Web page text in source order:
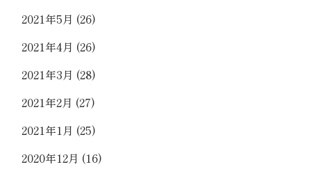
2021年5月 (26)
2021年4月 (26)
2021年3月 (28)
2021年2月 (27)
2021年1月 (25)
2020年12月 (16)